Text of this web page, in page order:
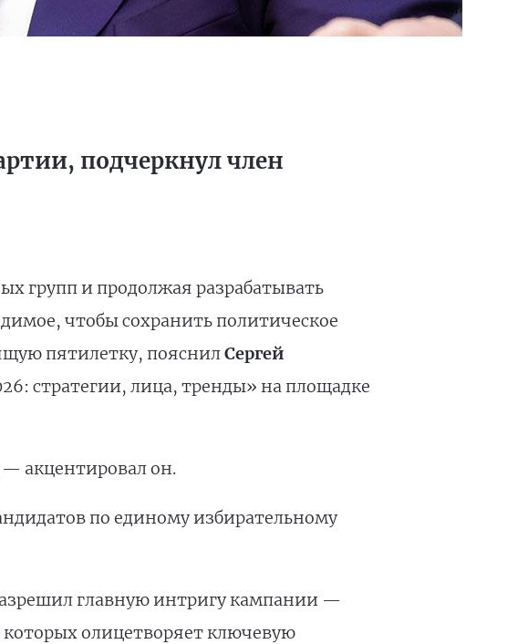
подчеркнул член
групп и продолжая разрабатывать
чтобы сохранить политическое
пятилетку, пояснилСергей
стратегии, лица, тренды» на площадке
— акцентировал он.
по единому избирательному
главную интригу кампании —
олицетворяет ключевую